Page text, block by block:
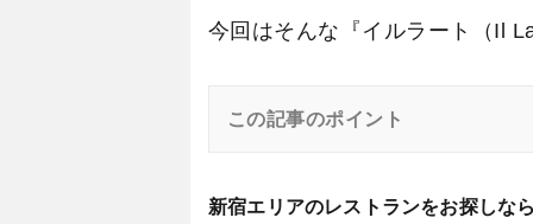
今回はそんな『イルラート（Il
この記事のポイント
新宿エリアのレストランをお探しな